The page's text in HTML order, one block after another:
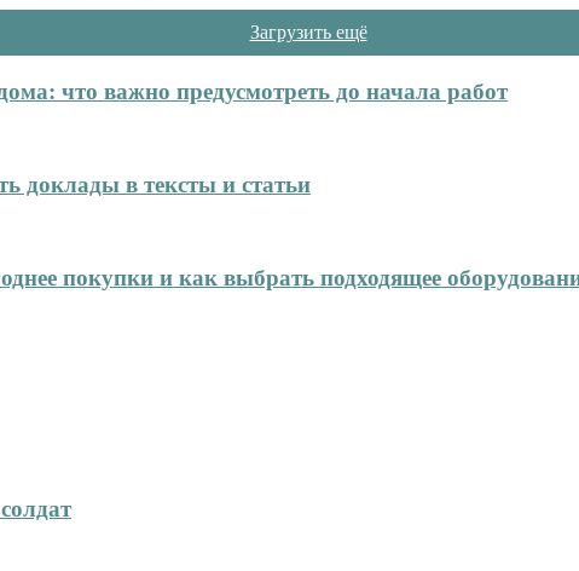
Загрузить ещё
что важно предусмотреть до начала работ
доклады в тексты и статьи
покупки и как выбрать подходящее